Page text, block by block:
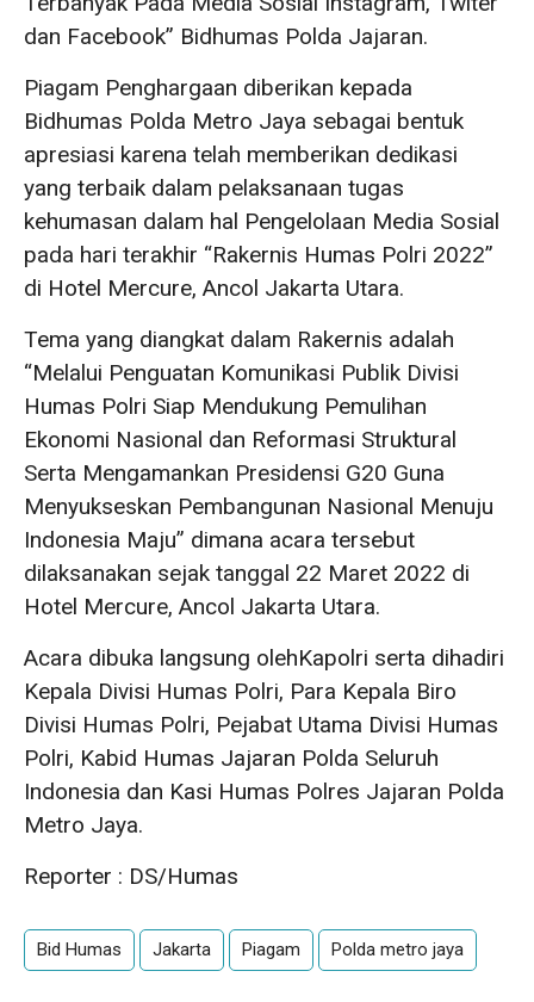
dan Facebook” Bidhumas Polda Jajaran.
Piagam Penghargaan diberikan kepada
Bidhumas Polda Metro Jaya sebagai bentuk
apresiasi karena telah memberikan dedikasi
yang terbaik dalam pelaksanaan tugas
kehumasan dalam hal Pengelolaan Media Sosial
pada hari terakhir “Rakernis Humas Polri 2022”
di Hotel Mercure, Ancol Jakarta Utara.
Tema yang diangkat dalam Rakernis adalah
“Melalui Penguatan Komunikasi Publik Divisi
Humas Polri Siap Mendukung Pemulihan
Ekonomi Nasional dan Reformasi Struktural
Serta Mengamankan Presidensi G20 Guna
Menyukseskan Pembangunan Nasional Menuju
Indonesia Maju” dimana acara tersebut
dilaksanakan sejak tanggal 22 Maret 2022 di
Hotel Mercure, Ancol Jakarta Utara.
Acara dibuka langsung olehKapolri serta dihadiri
Kepala Divisi Humas Polri, Para Kepala Biro
Divisi Humas Polri, Pejabat Utama Divisi Humas
Polri, Kabid Humas Jajaran Polda Seluruh
Indonesia dan Kasi Humas Polres Jajaran Polda
Metro Jaya.
Reporter : DS/Humas
Bid Humas Jakarta Piagam Polda metro jaya